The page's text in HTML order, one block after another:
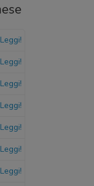
Leggi!
Leggi!
Leggi!
Leggi!
Leggi!
Leggi!
Leggi!